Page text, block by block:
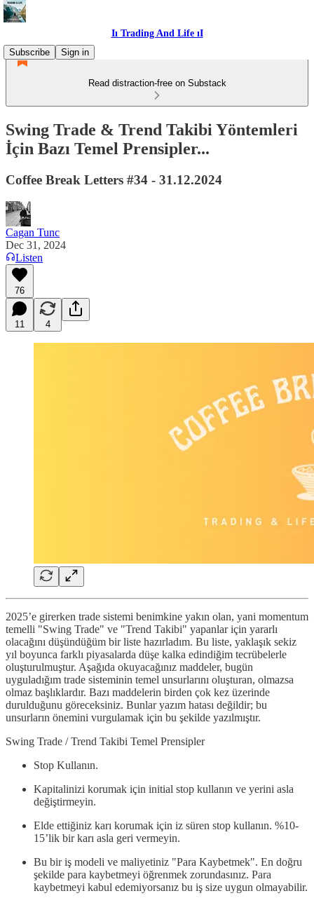
Iı Trading And Life ıI
Subscribe
Sign in
Read distraction-free on Substack
Swing Trade & Trend Takibi Yöntemleri
İçin Bazı Temel Prensipler...
Coffee Break Letters #34 - 31.12.2024
Cagan Tunc
Dec 31, 2024
Listen
76
11 4
2025’e girerken trade sistemi benimkine yakın olan, yani momentum
temelli "Swing Trade" ve "Trend Takibi" yapanlar için yararlı
olacağını düşündüğüm bir liste hazırladım. Bu liste, yaklaşık sekiz
yıl boyunca farklı piyasalarda düşe kalka edindiğim tecrübelerle
oluşturulmuştur. Aşağıda okuyacağınız maddeler, bugün
uyguladığım trade sisteminin temel unsurlarını oluşturan, olmazsa
olmaz başlıklardır. Bazı maddelerin birden çok kez üzerinde
durulduğunu göreceksiniz. Bunlar yazım hatası değildir; bu
unsurların önemini vurgulamak için bu şekilde yazılmıştır.
Swing Trade / Trend Takibi Temel Prensipler
Stop Kullanın.
Kapitalinizi korumak için initial stop kullanın ve yerini asla
değiştirmeyin.
Elde ettiğiniz karı korumak için iz süren stop kullanın. %10-
15’lik bir karı asla geri vermeyin.
Bu bir iş modeli ve maliyetiniz "Para Kaybetmek". En doğru
şekilde para kaybetmeyi öğrenmek zorundasınız. Para
kaybetmeyi kabul edemiyorsanız bu iş size uygun olmayabilir.